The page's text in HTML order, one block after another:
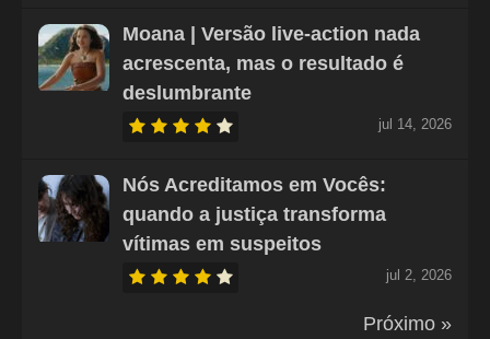
Moana | Versão live-action nada
acrescenta, mas o resultado é
deslumbrante
jul 14, 2026
Nós Acreditamos em Vocês:
quando a justiça transforma
vítimas em suspeitos
jul 2, 2026
Próximo »